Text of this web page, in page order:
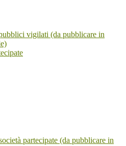
vigilati (da pubblicare in
partecipate (da pubblicare in